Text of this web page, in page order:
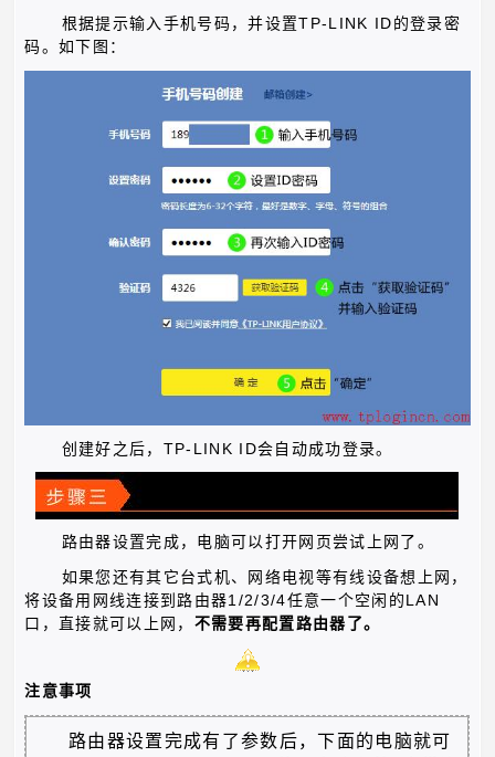
根据提示输入手机号码，并设置TP-LINK ID 的登录密
码。如下图：
创建好之后， TP-LINK ID会自动成功登录。
路由器设置完成，电脑可以打开网页尝试上网了。
如果您还有其它台式机、网络电视等有线设备想上网，
将设备用网线连接到路由器1/2/3/4任意一个空闲的 LAN
口，直接就可以上网， 不需要再配置路由器了。
注意事项
路由器设置完成有了参数后，下面的电脑就可